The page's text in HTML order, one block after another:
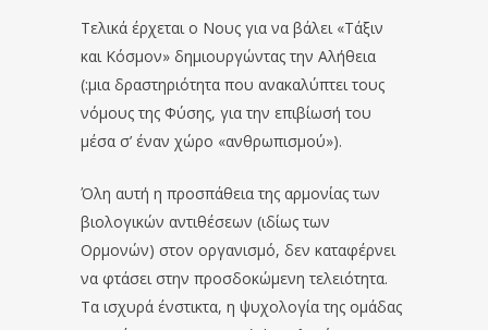
Τελικά έρχεται ο Νους για να βάλει «Τάξιν
και Κόσμον» δημιουργώντας την Αλήθεια
(:μια δραστηριότητα που ανακαλύπτει τους
νόμους της Φύσης, για την επιβίωσή του
μέσα σ’ έναν χώρο «ανθρωπισμού»).
Όλη αυτή η προσπάθεια της αρμονίας των
βιολογικών αντιθέσεων (ιδίως των
Ορμονών) στον οργανισμό, δεν καταφέρνει
να φτάσει στην προσδοκώμενη τελειότητα.
Τα ισχυρά ένστικτα, η ψυχολογία της ομάδας